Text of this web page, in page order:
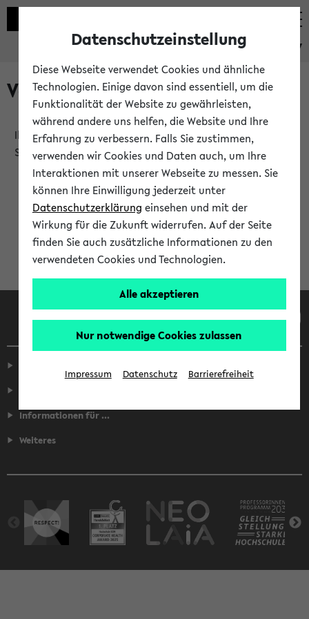
eKVV
Verlauf
Ihr Verlauf ist leer. Er wird sich im Verlauf Ihrer eKVV
Sitzung füllen.
Informationen für ...
Weiteres
Datenschutzeinstellung
Diese Webseite verwendet Cookies und ähnliche
Technologien. Einige davon sind essentiell, um die
Funktionalität der Website zu gewährleisten,
während andere uns helfen, die Website und Ihre
Erfahrung zu verbessern. Falls Sie zustimmen,
verwenden wir Cookies und Daten auch, um Ihre
Interaktionen mit unserer Webseite zu messen. Sie
können Ihre Einwilligung jederzeit unter
Datenschutzerklärung einsehen und mit der
Wirkung für die Zukunft widerrufen. Auf der Seite
finden Sie auch zusätzliche Informationen zu den
verwendeten Cookies und Technologien.
Alle akzeptieren
Nur notwendige Cookies zulassen
Impressum Datenschutz Barrierefreiheit